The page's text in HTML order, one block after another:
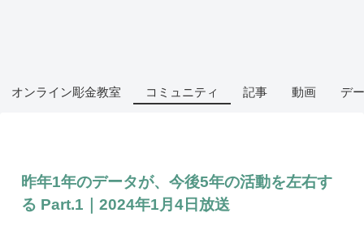
オンライン彫金教室 コミュニティ 記事 動画 デ
昨年1年のデータが、今後5年の活動を左右す
る Part.1｜2024年1月4日放送